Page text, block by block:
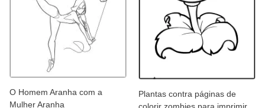
O Homem Aranha com a
Mulher Aranha
Plantas contra páginas de